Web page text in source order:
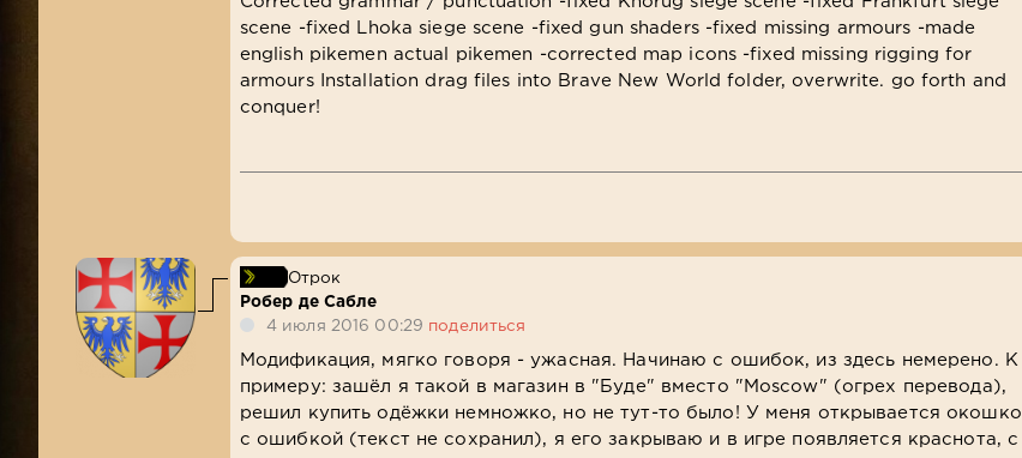
scene -fixed Lhoka siege scene -fixed gun shaders -fixed missing armours -made
english pikemen actual pikemen -corrected map icons -fixed missing rigging for
armours Installation drag files into Brave New World folder, overwrite. go forth and
conquer!
Отрок
Робер де Сабле
4 июля 2016 00:29 поделиться
Модификация, мягко говоря - ужасная. Начинаю с ошибок, из здесь немерено. К
примеру: зашёл я такой в магазин в "Буде" вместо "Moscow" (огрех перевода),
решил купить одёжки немножко, но не тут-то было! У меня открывается окошко
с ошибкой (текст не сохранил), я его закрываю и в игре появляется краснота, с